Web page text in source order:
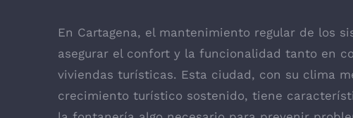
En Cartagena, el mantenimiento regular de los
asegurar el confort y la funcionalidad tanto en
viviendas turísticas. Esta ciudad, con su clima
crecimiento turístico sostenido, tiene